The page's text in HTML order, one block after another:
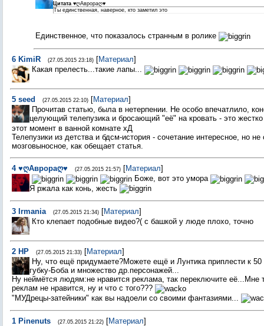
Цитата ♥ღАврораღ♥
Ты единственная, наверное, кто заметил это
Единственное, что показалось странным в ролике
6 KimiR (27.05.2015 23:18) [Материал]
Какая прелесть...такие лапы...
5 seed (27.05.2015 22:10) [Материал]
Прочитав статью, была в нетерпении. Не особо впечатлило,
целующий телепузика и бросающий "её" на кровать - это
этот момент в ванной комнате хД
Телепузики из детства и бдсм-история - сочетание интересное, но не
мозговыносное, как обещает статья.
4 ♥ღАврораღ♥ (27.05.2015 21:57) [Материал]
Боже, вот это умора
Я ржала как конь, жесть
3 Irmania (27.05.2015 21:34) [Материал]
Кто клепает подобные видео?( с башкой у люде плохо, точно
2 НР (27.05.2015 21:33) [Материал]
Ну, что ещё придумаете?Можете ещё и Лунтика приплести к
губку-Боба и множество др.персонажей...
Ну неймётся людям:не нравится реклама, так переключите её...Мне
реклам не нравится, ну и что с того???
"МУДрецы-затейники" как вы надоели со своими фантазиями...
1 Pinenuts (27.05.2015 21:22) [Материал]